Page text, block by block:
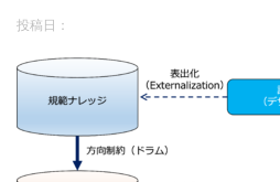
投稿日：